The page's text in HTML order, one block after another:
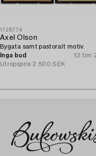
1728774
Axel Olson
Bygata samt pastoralt motiv.
Inga bud
12 tim
Utropspris 2 500 SEK